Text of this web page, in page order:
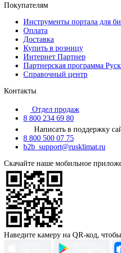
Покупателям
Инструменты портала для
Оплата
Доставка
Купить в розницу
Интернет Партнер
Партнерская программа
Справочный центр
Контакты
Отдел продаж
8 800 234 69 80
Написать в поддержку
8 800 500 07 75
b2b_support@rusklimat.ru
Скачайте наше мобильное
Наведите камеру на QR-код, чтобы